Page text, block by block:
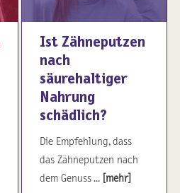
Ist Zähneputzen
nach
säurehaltiger
Nahrung
schädlich?
Die Empfehlung, dass
das Zähneputzen nach
dem Genuss ... [mehr]